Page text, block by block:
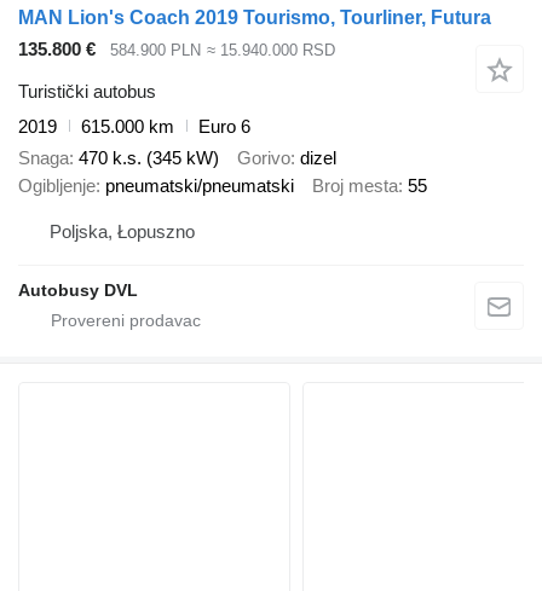
MAN Lion's Coach 2019 Tourismo, Tourliner, Futura
135.800 €
584.900 PLN ≈ 15.940.000 RSD
Turistički autobus
2019
615.000 km
Euro 6
Snaga 470 k.s. (345 kW) Gorivo dizel
Ogibljenje pneumatski/pneumatski Broj mesta 55
Poljska, Łopuszno
Autobusy DVL